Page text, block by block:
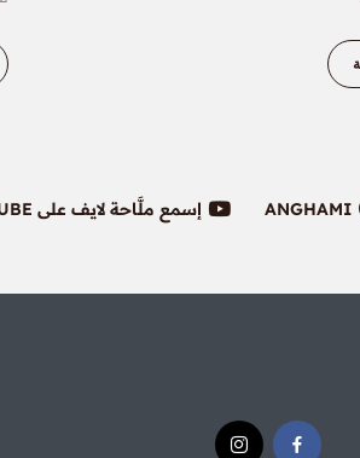
ANGHAMI إسمع ملَّاحة لايف على YOUTUBE